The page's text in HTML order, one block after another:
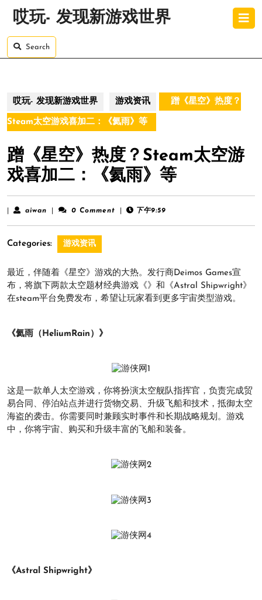
哎玩- 发现新游戏世界
Search
哎玩- 发现新游戏世界 游戏资讯 蹭《星空》热度？
Steam太空游戏喜加二：《氦雨》等
蹭《星空》热度？Steam太空游
戏喜加二：《氦雨》等
aiwan aiwan 0 Comment 下午9:59
Categories: 游戏资讯
最近，伴随着《星空》游戏的大热。发行商Deimos Games宣
布，将旗下两款太空题材经典游戏《》和《Astral Shipwright》
在steam平台免费发布，希望让玩家看到更多宇宙类型游戏。
《氦雨（HeliumRain）》
这是一款单人太空游戏，你将扮演太空舰队指挥官，负责完成贸
易合同、停泊站点并进行货物交易、升级飞船和技术，抵御太空
海盗的袭击。你需要同时兼顾实时事件和长期战略规划。游戏
中，你将宇宙、购买和升级丰富的飞船和装备。
《Astral Shipwright》